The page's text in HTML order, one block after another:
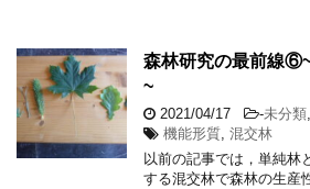
森林研究の最前線
~
2021/04/17 -未分類
機能形質 混交林
以前の記事では，単純林
する混交林で森林の生産